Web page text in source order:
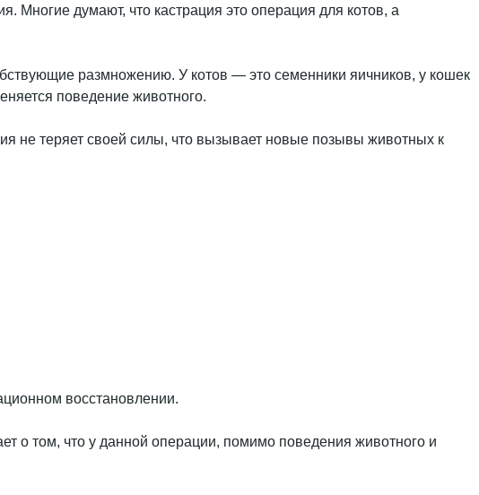
Многие думают, что кастрация это операция для котов, а
размножению. У котов — это семенники яичников, у кошек
поведение животного.
не теряет своей силы, что вызывает новые позывы животных к
восстановлении.
о том, что у данной операции, помимо поведения животного и